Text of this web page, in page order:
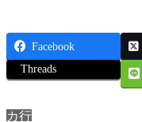
Facebook
Threads
カ行